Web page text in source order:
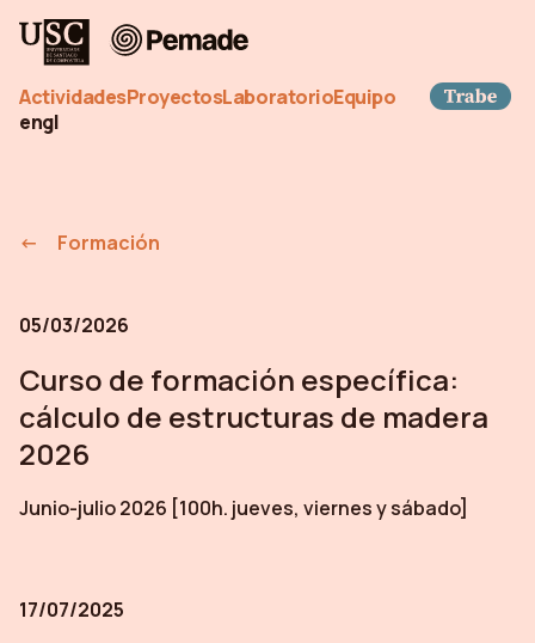
Pemade
ActividadesProyectosLaboratorioEquipo
engl
Formación
05/03/2026
Curso de formación específica:
cálculo de estructuras de madera
2026
Junio-julio 2026 [100h. jueves, viernes y sábado]
17/07/2025